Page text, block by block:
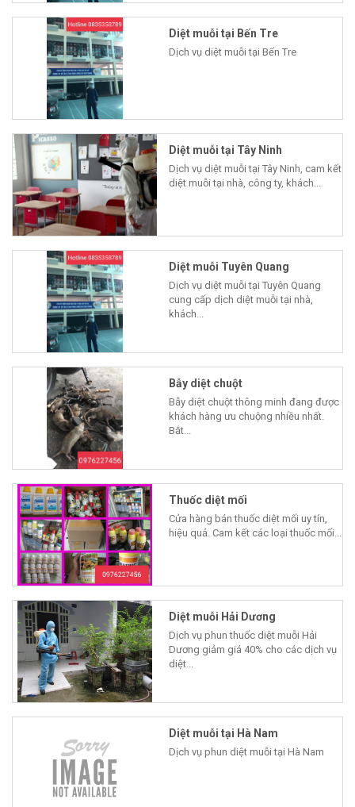
Diệt muỗi tại Bến Tre
Dịch vụ diệt muỗi tại Bến Tre
Diệt muỗi tại Tây Ninh
Dịch vụ diệt muỗi tại Tây Ninh, cam kết
diệt muỗi tại nhà, công ty, khách...
Diệt muỗi Tuyên Quang
Dịch vụ diệt muỗi tại Tuyên Quang
cung cấp dịch diệt muỗi tại nhà,
khách...
Bẫy diệt chuột
Bẫy diệt chuột thông minh đang được
khách hàng ưu chuộng nhiều nhất.
Bắt...
Thuốc diệt mối
Cửa hàng bán thuốc diệt mối uy tín,
hiệu quả. Cam kết các loại thuốc mối...
Diệt muỗi Hải Dương
Dịch vụ phun thuốc diệt muỗi Hải
Dương giảm giá 40% cho các dịch vụ
diệt...
Diệt muỗi tại Hà Nam
Dịch vụ phun diệt muỗi tại Hà Nam